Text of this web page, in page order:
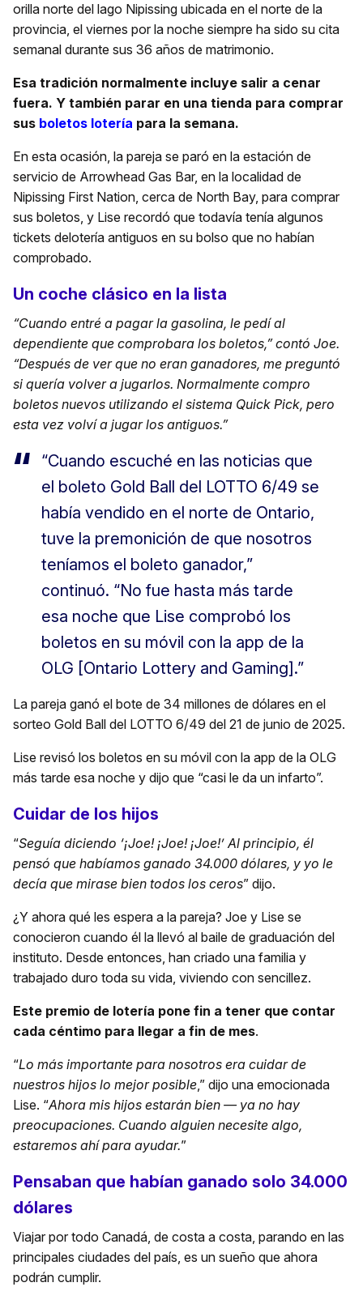
orilla norte del lago Nipissing ubicada en el norte de la
provincia, el viernes por la noche siempre ha sido su cita
semanal durante sus 36 años de matrimonio.
Esa tradición normalmente incluye salir a cenar
fuera. Y también parar en una tienda para comprar
sus boletos lotería para la semana.
En esta ocasión, la pareja se paró en la estación de
servicio de Arrowhead Gas Bar, en la localidad de
Nipissing First Nation, cerca de North Bay, para comprar
sus boletos, y Lise recordó que todavía tenía algunos
tickets delotería antiguos en su bolso que no habían
comprobado.
Un coche clásico en la lista
“Cuando entré a pagar la gasolina, le pedí al
dependiente que comprobara los boletos,” contó Joe.
“Después de ver que no eran ganadores, me preguntó
si quería volver a jugarlos. Normalmente compro
boletos nuevos utilizando el sistema Quick Pick, pero
esta vez volví a jugar los antiguos.”
“Cuando escuché en las noticias que
el boleto Gold Ball del LOTTO 6/49 se
había vendido en el norte de Ontario,
tuve la premonición de que nosotros
teníamos el boleto ganador,”
continuó. “No fue hasta más tarde
esa noche que Lise comprobó los
boletos en su móvil con la app de la
OLG [Ontario Lottery and Gaming].”
La pareja ganó el bote de 34 millones de dólares en el
sorteo Gold Ball del LOTTO 6/49 del 21 de junio de 2025.
Lise revisó los boletos en su móvil con la app de la OLG
más tarde esa noche y dijo que “casi le da un infarto”.
Cuidar de los hijos
“Seguía diciendo ‘¡Joe! ¡Joe! ¡Joe!’ Al principio, él
pensó que habíamos ganado 34.000 dólares, y yo le
decía que mirase bien todos los ceros” dijo.
¿Y ahora qué les espera a la pareja? Joe y Lise se
conocieron cuando él la llevó al baile de graduación del
instituto. Desde entonces, han criado una familia y
trabajado duro toda su vida, viviendo con sencillez.
Este premio de lotería pone fin a tener que contar
cada céntimo para llegar a fin de mes.
“Lo más importante para nosotros era cuidar de
nuestros hijos lo mejor posible,” dijo una emocionada
Lise. “Ahora mis hijos estarán bien — ya no hay
preocupaciones. Cuando alguien necesite algo,
estaremos ahí para ayudar.”
Pensaban que habían ganado solo 34.000
dólares
Viajar por todo Canadá, de costa a costa, parando en las
principales ciudades del país, es un sueño que ahora
podrán cumplir.